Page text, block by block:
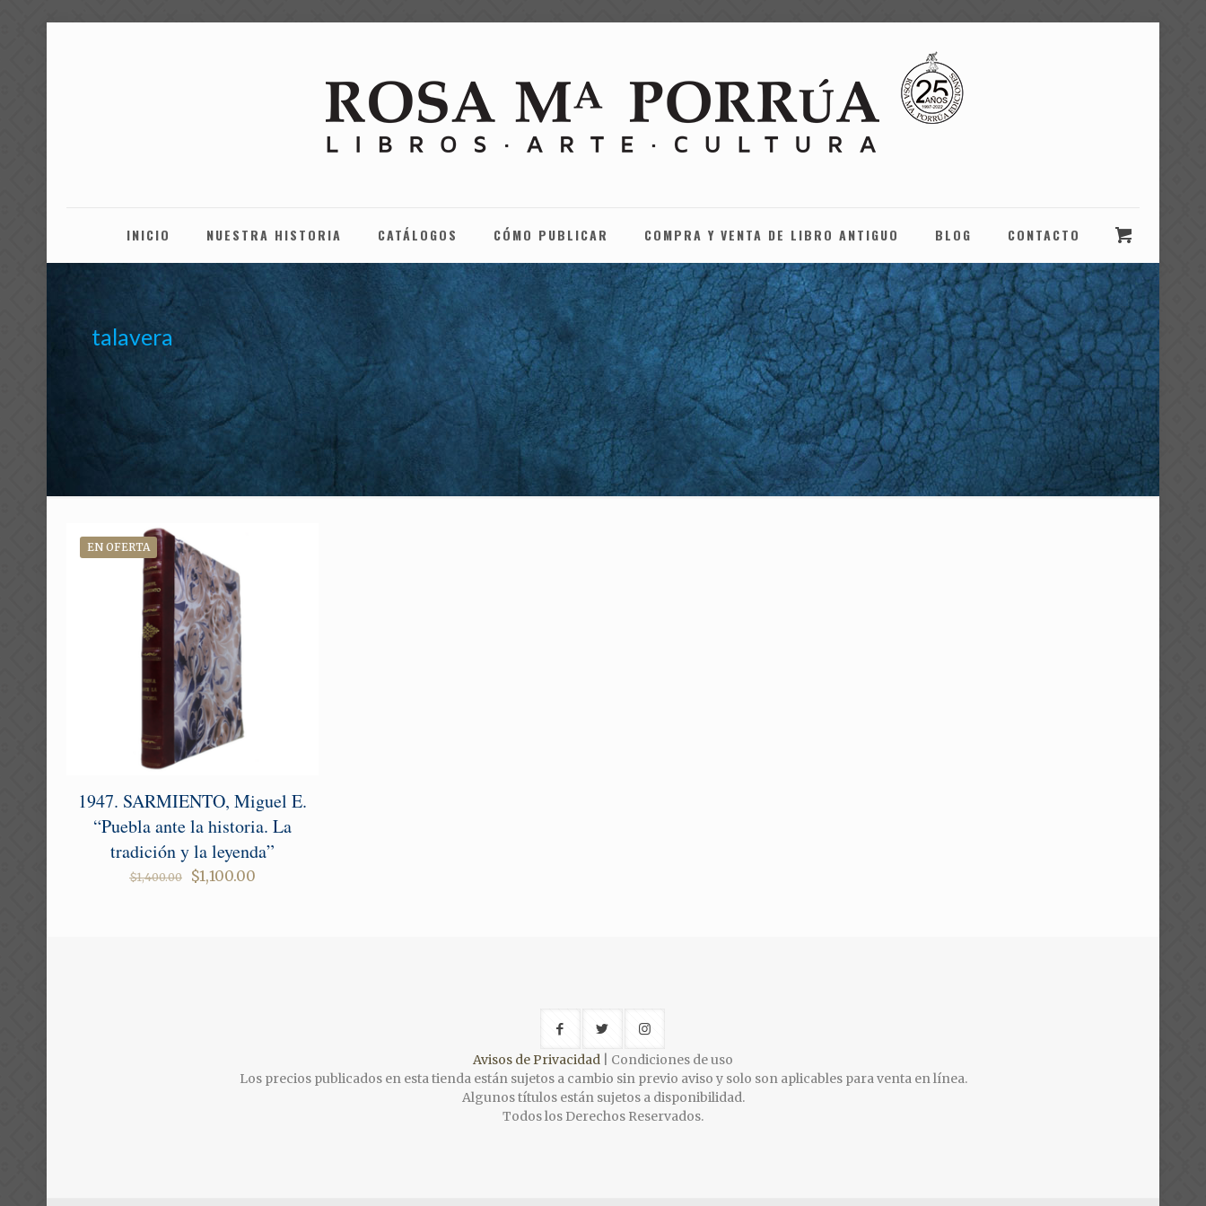
INICIO NUESTRA HISTORIA CATÁLOGOS CÓMO PUBLICAR COMPRA Y VENTA DE LIBRO ANTIGUO BLOG CONTACTO
talavera
EN OFERTA
1947. SARMIENTO, Miguel E.
“Puebla ante la historia. La
tradición y la leyenda”
$1,400.00
Original
$1,100.00Current
Avisos de Privacidad | Condiciones de uso
Los precios publicados en esta tienda están sujetos a cambio sin previo aviso y solo son aplicables para venta en línea.
Algunos títulos están sujetos a disponibilidad.
Todos los Derechos Reservados.